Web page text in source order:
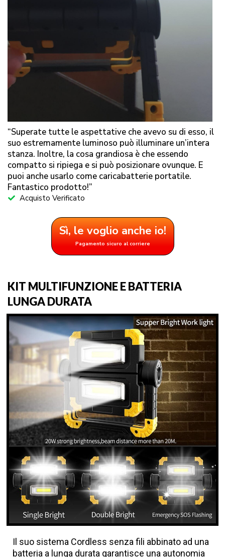
“Superate tutte le aspettative che avevo su di esso, il
suo estremamente luminoso può illuminare un’intera
stanza. Inoltre, la cosa grandiosa è che essendo
compatto si ripiega e si può posizionare ovunque. E
puoi anche usarlo come caricabatterie portatile.
Fantastico prodotto!”
Acquisto Verificato
Sì, le voglio anche io!
Pagamento sicuro al corriere
KIT MULTIFUNZIONE E BATTERIA
LUNGA DURATA
Il suo sistema Cordless senza fili abbinato ad una
batteria a lunga durata garantisce una autonomia